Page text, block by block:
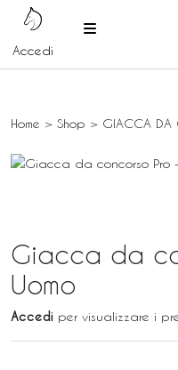
Accedi
Menu
Home > Shop > GIACCA
Giacca da
Uomo
Accedi per visualizzare i